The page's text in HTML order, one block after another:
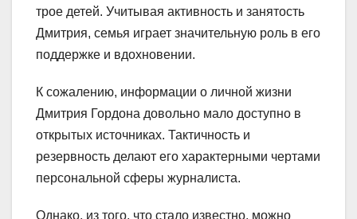
трое детей. Учитывая активность и занятость
Дмитрия, семья играет значительную роль в его
поддержке и вдохновении.
К сожалению, информации о личной жизни
Дмитрия Гордона довольно мало доступно в
открытых источниках. Тактичность и
резервность делают его характерными чертами
персональной сферы журналиста.
Однако, из того, что стало известно, можно